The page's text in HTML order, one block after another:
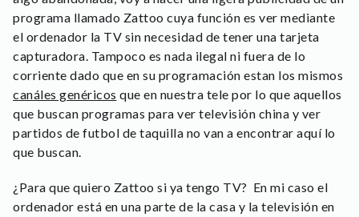
programa llamado Zattoo cuya función es ver mediante
el ordenador la TV sin necesidad de tener una tarjeta
capturadora. Tampoco es nada ilegal ni fuera de lo
corriente dado que en su programación estan los mismos
canáles genéricos que en nuestra tele por lo que aquellos
que buscan programas para ver televisión china y ver
partidos de futbol de taquilla no van a encontrar aquí lo
que buscan.
¿Para que quiero Zattoo si ya tengo TV? En mi caso el
ordenador está en una parte de la casa y la televisión en